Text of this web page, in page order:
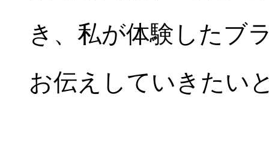
き、私が体験したブ
お伝えしていきたい